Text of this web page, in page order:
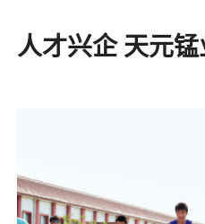
人才兴企 天元